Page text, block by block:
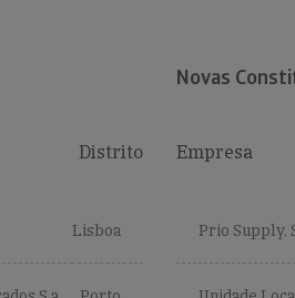
Distrito
Lisboa
Novas
Empresa
Prio Supply,